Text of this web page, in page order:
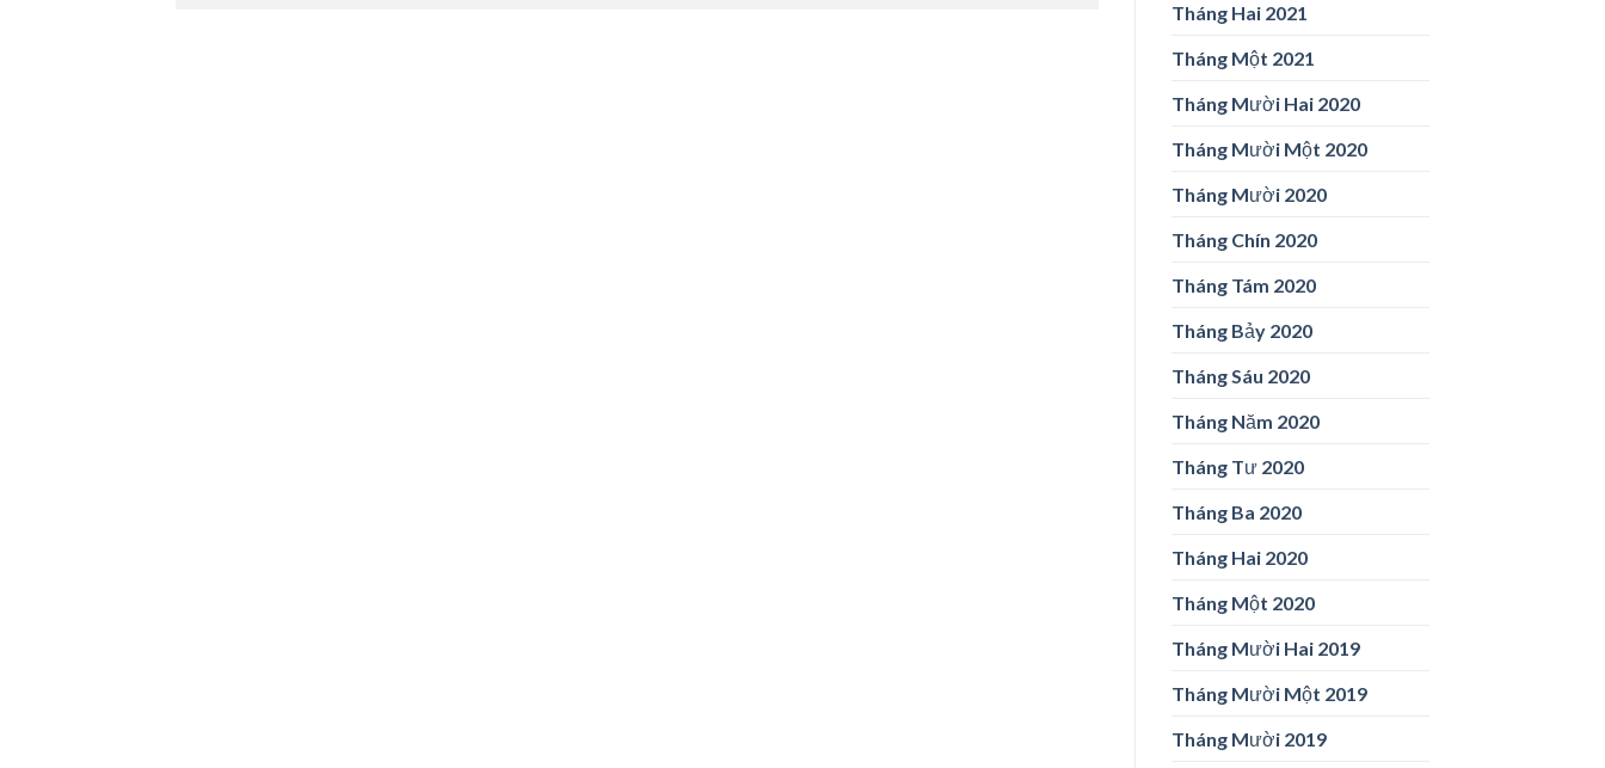
Tháng Hai 2021
Tháng Một 2021
Tháng Mười Hai 2020
Tháng Mười Một 2020
Tháng Mười 2020
Tháng Chín 2020
Tháng Tám 2020
Tháng Bảy 2020
Tháng Sáu 2020
Tháng Năm 2020
Tháng Tư 2020
Tháng Ba 2020
Tháng Hai 2020
Tháng Một 2020
Tháng Mười Hai 2019
Tháng Mười Một 2019
Tháng Mười 2019